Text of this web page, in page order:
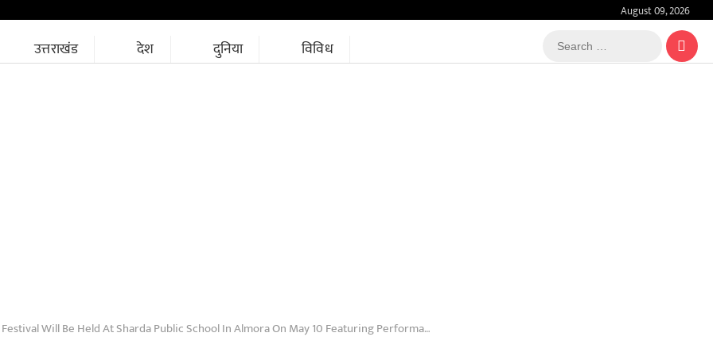
August 09, 2026
उत्तराखंड देश दुनिया विविध
Search
…
Will Be Held At Sharda Public School In Almora On May 10 Featuring Performances By Renowned Artists